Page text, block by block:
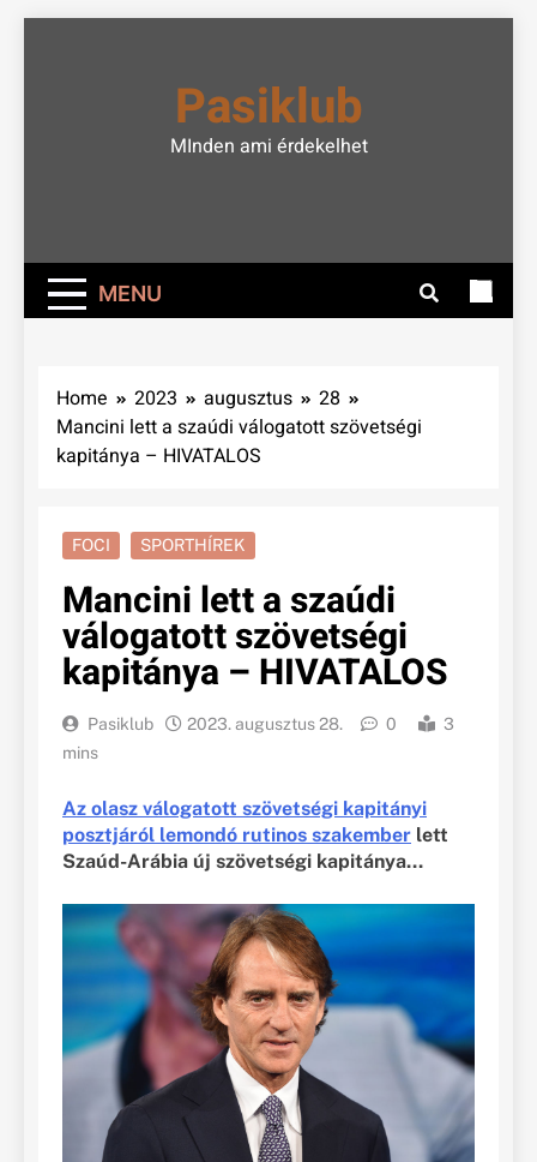
Pasiklub
MInden ami érdekelhet
MENU
Home 2023 augusztus
28
Mancini lett a szaúdi válogatott szövetségi
kapitánya – HIVATALOS
FOCI SPORTHÍREK
Mancini lett a szaúdi
válogatott szövetségi
kapitánya – HIVATALOS
Pasiklub 2023. augusztus 28. 0
3
mins
Az olasz válogatott szövetségi kapitányi
posztjáról lemondó rutinos szakember lett
Szaúd-Arábia új szövetségi kapitánya…